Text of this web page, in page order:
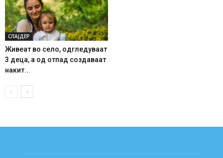
СЛАЈДЕР
Живеат во село, одгледуваат
3 деца, а од отпад создаваат
накит...